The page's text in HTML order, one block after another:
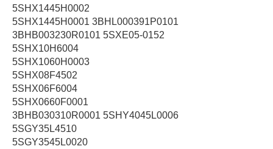
5SHX1445H0002
5SHX1445H0001 3BHL000391P0101
3BHB003230R0101 5SXE05-0152
5SHX10H6004
5SHX1060H0003
5SHX08F4502
5SHX06F6004
5SHX0660F0001
3BHB030310R0001 5SHY4045L0006
5SGY35L4510
5SGY3545L0020